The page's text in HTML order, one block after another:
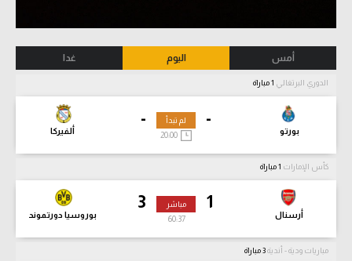
أمس اليوم غدا
الدوري البرتغالي
-
بورتو
-
ألفيركا
لم تبدأ
كأس الإمارات
1
أرسنال
3
بوروسيا دورتموند
مباشر
60:38
مباريات ودية - أندية